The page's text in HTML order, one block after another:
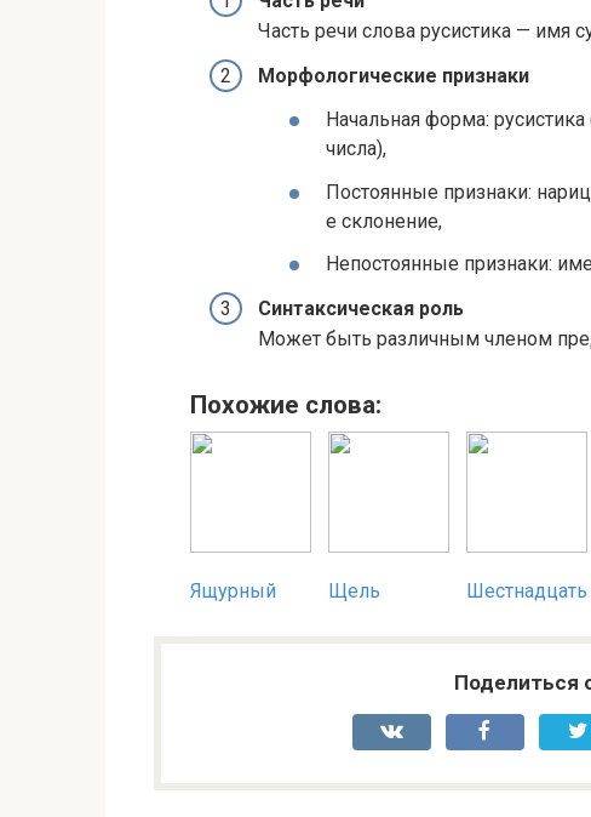
Часть речи слова русистика — имя
Морфологические признаки
Начальная форма:
числа),
Постоянные признаки:
е склонение,
Непостоянные признаки:
Синтаксическая роль
Может быть различным членом
Похожие слова:
Ящурный Щель Шестнадцать
Поделиться